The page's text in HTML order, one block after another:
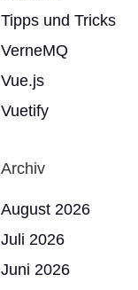
Tipps und Tricks
VerneMQ
Vue.js
Vuetify
Archiv
August 2026
Juli 2026
Juni 2026